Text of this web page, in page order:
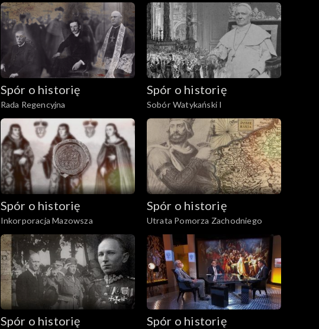
Spór o historię
Rada Regencyjna
Spór o historię
Sobór Watykański I
Spór o historię
Inkorporacja Mazowsza
Spór o historię
Utrata Pomorza Zachodniego
Spór o historię Spór o historię